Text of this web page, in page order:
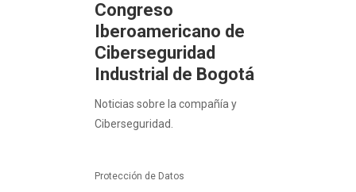
Congreso
Iberoamericano de
Ciberseguridad
Industrial de Bogotá
Noticias sobre la compañía y
Ciberseguridad.
Protección de Datos